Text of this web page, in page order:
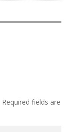
Required fields are